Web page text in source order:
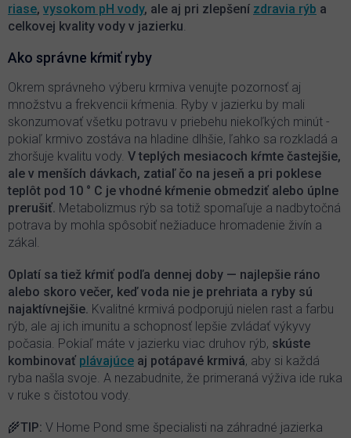
s
u
riase, vysokom pH vody, ale aj pri zlepšení zdravia rýb a
celkovej kvality vody v jazierku.
Ako správne kŕmiť ryby
Okrem správneho výberu krmiva venujte pozornosť aj
množstvu a frekvencii kŕmenia. Ryby v jazierku by mali
skonzumovať všetku potravu v priebehu niekoľkých minút -
pokiaľ krmivo zostáva na hladine dlhšie, ľahko sa rozkladá a
zhoršuje kvalitu vody. V teplých mesiacoch kŕmte častejšie,
ale v menších dávkach, zatiaľ čo na jeseň a pri poklese
teplôt pod 10 ° C je vhodné kŕmenie obmedziť alebo úplne
prerušiť. Metabolizmus rýb sa totiž spomaľuje a nadbytočná
potrava by mohla spôsobiť nežiaduce hromadenie živín a
zákal.
Oplatí sa tiež kŕmiť podľa dennej doby — najlepšie ráno
alebo skoro večer, keď voda nie je prehriata a ryby sú
najaktívnejšie. Kvalitné krmivá podporujú nielen rast a farbu
rýb, ale aj ich imunitu a schopnosť lepšie zvládať výkyvy
počasia. Pokiaľ máte v jazierku viac druhov rýb, skúste
kombinovať plávajúce aj potápavé krmivá, aby si každá
ryba našla svoje. A nezabudnite, že primeraná výživa ide ruka
v ruke s čistotou vody.
🌾TIP: V Home Pond sme špecialisti na záhradné jazierka